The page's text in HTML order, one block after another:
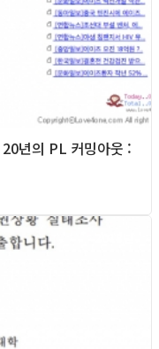
년의 PL 커밍아웃 :